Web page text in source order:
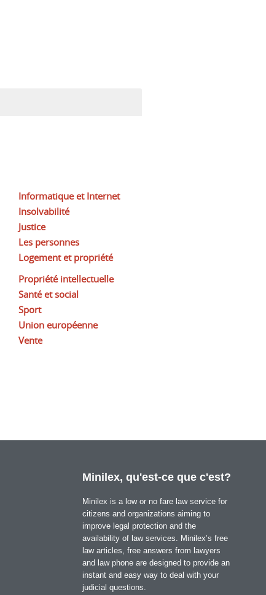
Informatique et Internet
Insolvabilité
Justice
Les personnes
Logement et propriété
Propriété intellectuelle
Santé et social
Sport
Union européenne
Vente
Minilex, qu'est-ce que c'est?
Minilex is a low or no fare law service for
citizens and organizations aiming to
improve legal protection and the
availability of law services. Minilex’s free
law articles, free answers from lawyers
and law phone are designed to provide an
instant and easy way to deal with your
judicial questions.